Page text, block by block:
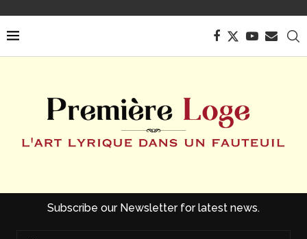
Subscribe our Newsletter for latest news.